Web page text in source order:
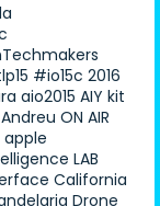
#io15c 2016
aio2015 AIY kit
Andreu ON AIR
apple
LAB
California
Drone